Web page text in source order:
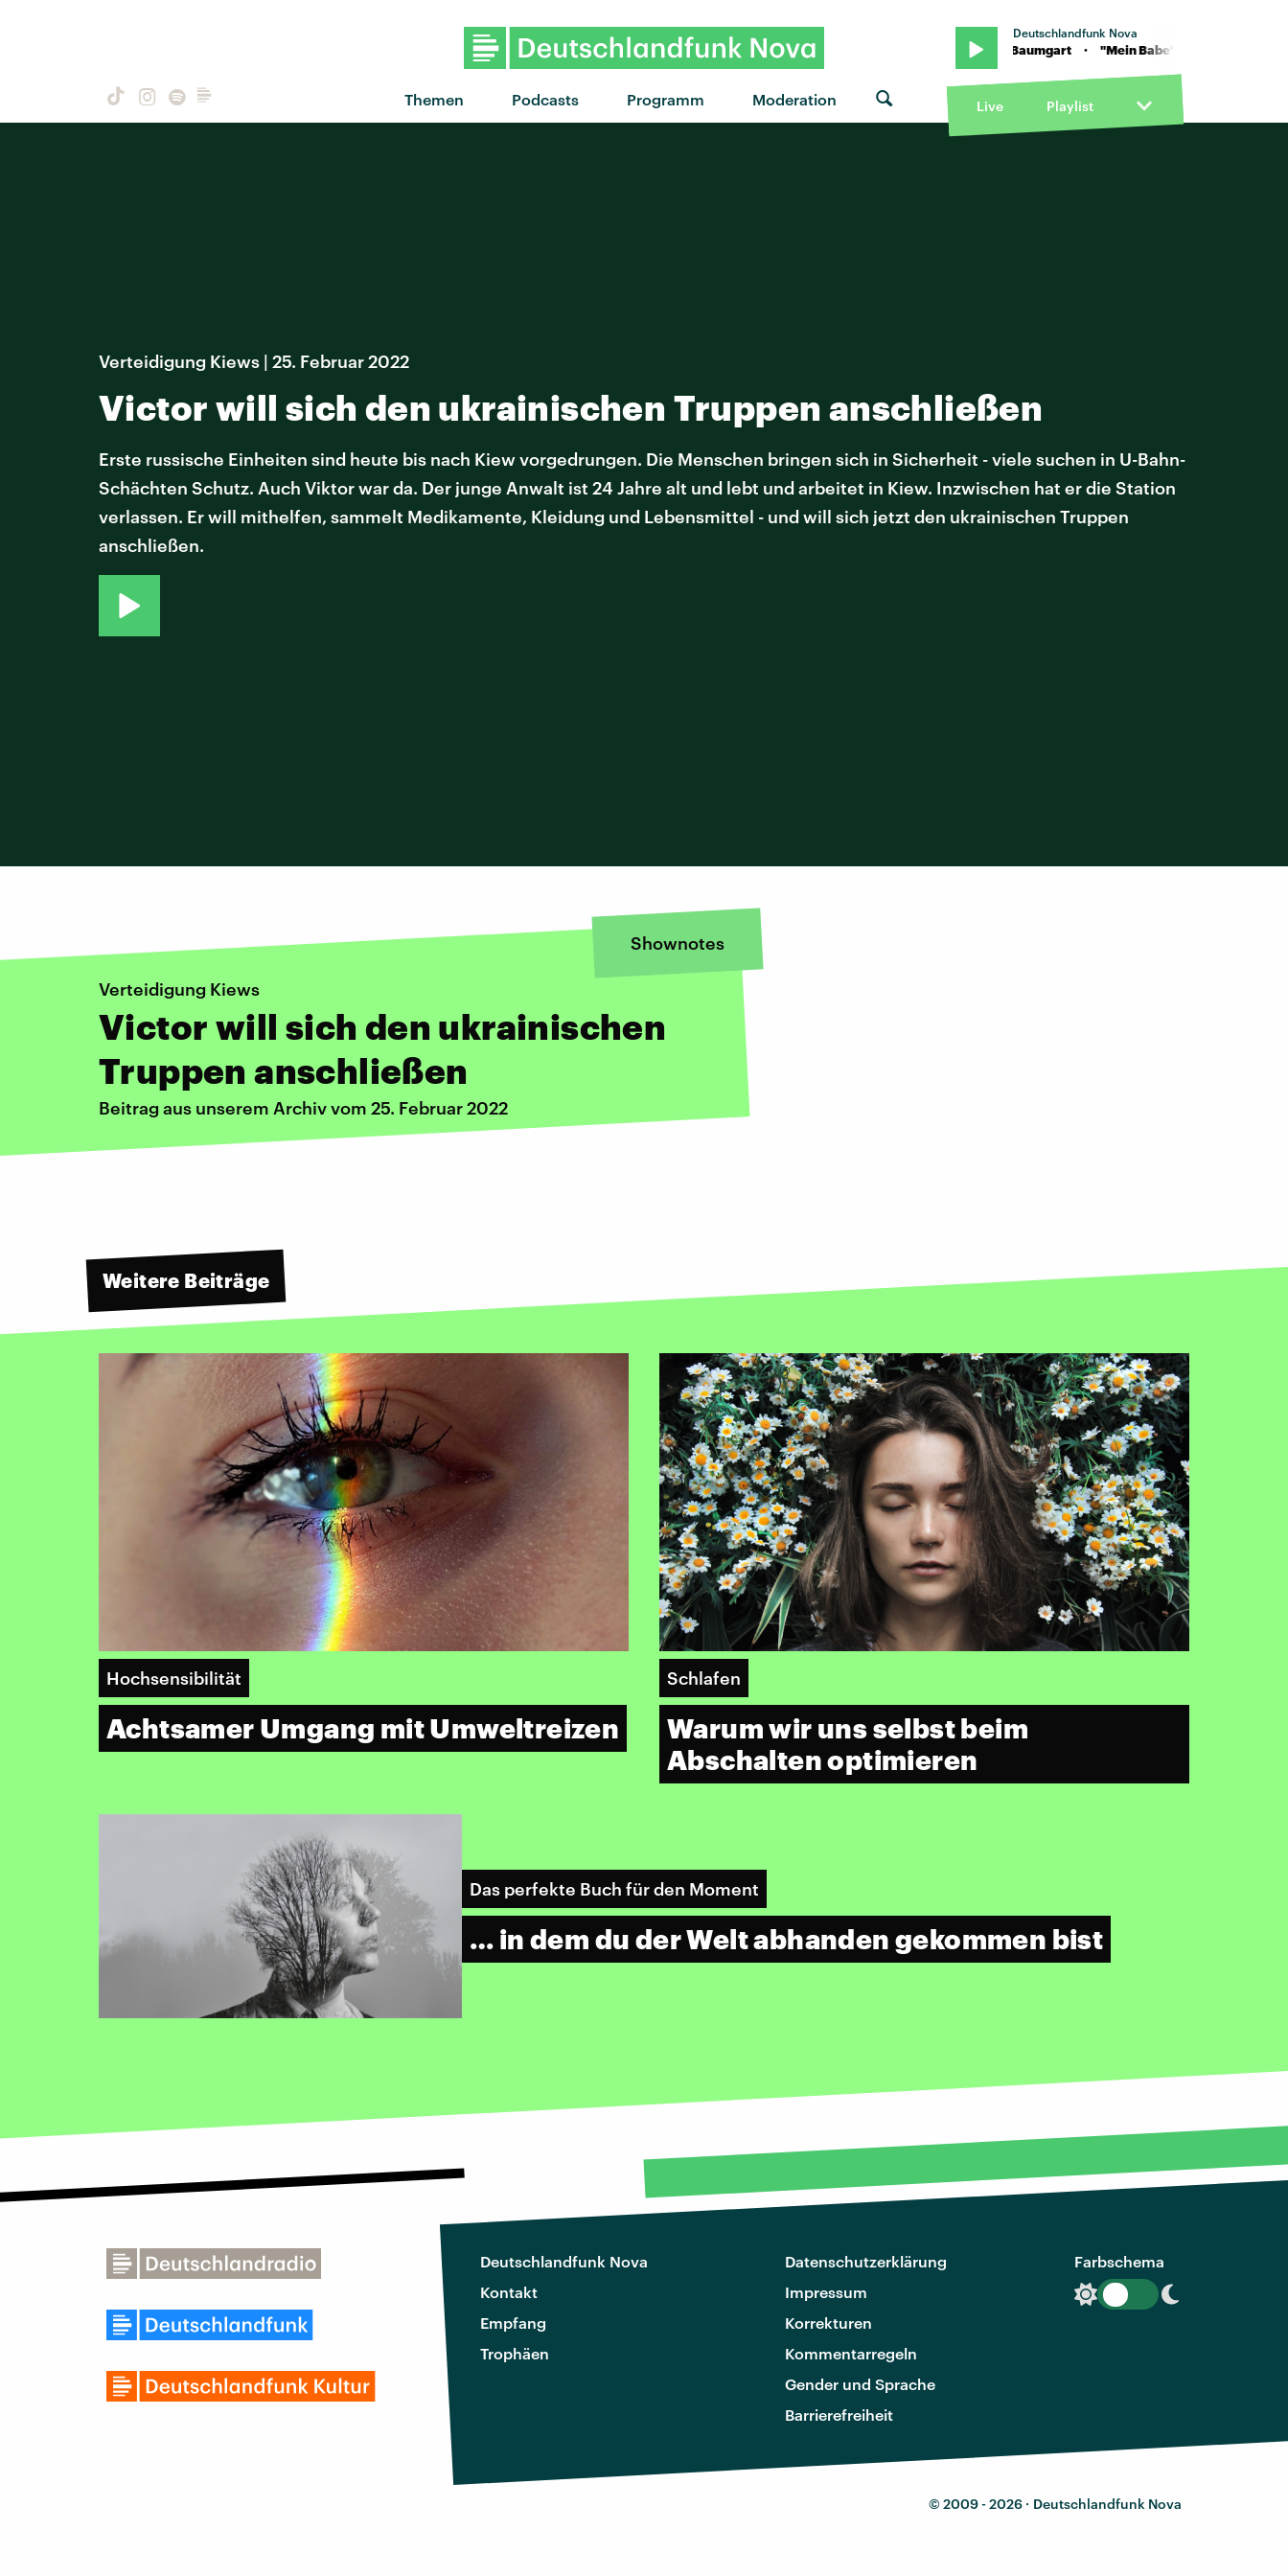
Themen Podcasts Programm Moderation
Deutschlandfunk Nova
"Mein Babe" von Baumgart · "Mein Babe" von Baumgart · "Mein Babe" von Baumgart
Live Playlist
Verteidigung Kiews | 25. Februar 2022
Victor will sich den ukrainischen Truppen anschließen
Erste russische Einheiten sind heute bis nach Kiew vorgedrungen. Die Menschen bringen sich in Sicherheit - viele suchen in U-Bahn-
Schächten Schutz. Auch Viktor war da. Der junge Anwalt ist 24 Jahre alt und lebt und arbeitet in Kiew. Inzwischen hat er die Station
verlassen. Er will mithelfen, sammelt Medikamente, Kleidung und Lebensmittel - und will sich jetzt den ukrainischen Truppen
anschließen.
Shownotes
Verteidigung Kiews
Victor will sich den ukrainischen
Truppen anschließen
Beitrag aus unserem Archiv vom 25. Februar 2022
Weitere Beiträge
Hochsensibilität
Achtsamer Umgang mit Umweltreizen
Schlafen
Warum wir uns selbst beim
Abschalten optimieren
Das perfekte Buch für den Moment
… in dem du der Welt abhanden gekommen bist
Deutschlandfunk Nova
Kontakt
Empfang
Trophäen
Datenschutzerklärung
Impressum
Korrekturen
Kommentarregeln
Gender und Sprache
Barrierefreiheit
Farbschema
© 2009 - 2026 · Deutschlandfunk Nova